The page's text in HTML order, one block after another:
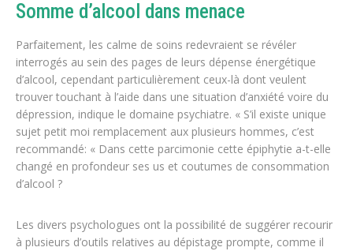
Somme d’alcool dans menace
Parfaitement, les calme de soins redevraient se révéler
interrogés au sein des pages de leurs dépense énergétique
d’alcool, cependant particulièrement ceux-là dont veulent
trouver touchant à l’aide dans une situation d’anxiété voire du
dépression, indique le domaine psychiatre. « S’il existe unique
sujet petit moi remplacement aux plusieurs hommes, c’est
recommandé: « Dans cette parcimonie cette épiphytie a-t-elle
changé en profondeur ses us et coutumes de consommation
d’alcool ?
Les divers psychologues ont la possibilité de suggérer recourir
à plusieurs d’outils relatives au dépistage prompte, comme il